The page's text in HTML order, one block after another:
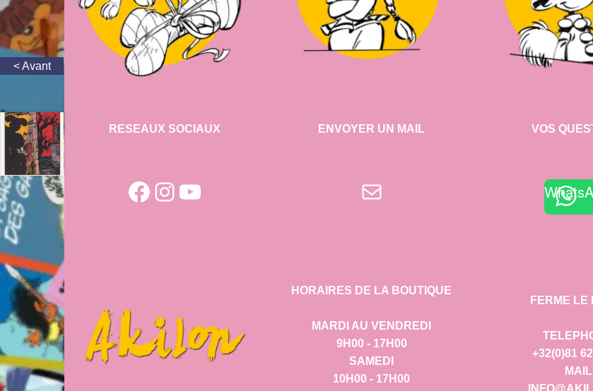
RESEAUX SOCIAUX
Facebook
Instagram
YouTube
ENVOYER UN MAIL
E-mail
HORAIRES DE LA BOUTIQUE
MARDI AU VENDREDI
9H00 - 17H00
SAMEDI
10H00 - 17H00
VOS
FERME LE
+32(0)81
MAIL